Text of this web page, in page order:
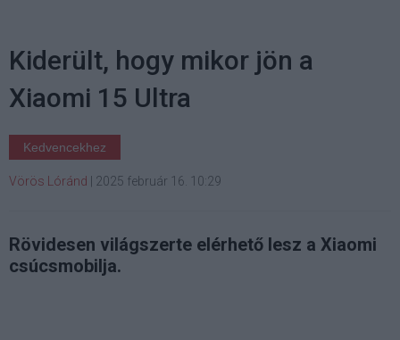
Kiderült, hogy mikor jön a
Xiaomi 15 Ultra
Kedvencekhez
Vörös Lóránd 2025 február 16. 10:29
Rövidesen világszerte elérhető lesz a Xiaomi
csúcsmobilja.